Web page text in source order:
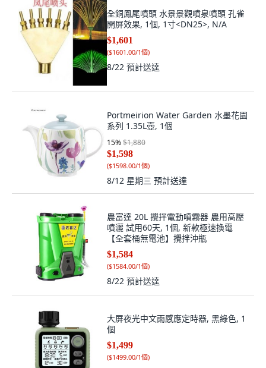
全銅鳳尾噴頭 水景景觀噴泉噴頭 孔雀
開屏效果, 1個, 1寸<DN25>, N/A
$1,601
($1601.00/1個)
8/22 預計送達
Portmeirion Water Garden 水墨花園
系列 1.35L壺, 1個
15%$1,880
$1,598
($1598.00/1個)
8/12 星期三 預計送達
農富達 20L 攪拌電動噴霧器 農用高壓
噴灑 試用60天, 1個, 新款極速換電
【全套桶無電池】攪拌沖瓶
$1,584
($1584.00/1個)
8/22 預計送達
大屏夜光中文雨感應定時器, 黑綠色, 1
個
$1,499
($1499.00/1個)